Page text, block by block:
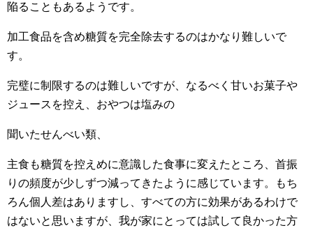
陥ることもあるようです。
加工食品を含め糖質を完全除去するのはかなり難しいで
す。
完璧に制限するのは難しいですが、なるべく甘いお菓子や
ジュースを控え、おやつは塩みの
聞いたせんべい類、
主食も糖質を控えめに意識した食事に変えたところ、首振
りの頻度が少しずつ減ってきたように感じています。もち
ろん個人差はありますし、すべての方に効果があるわけで
はないと思いますが、我が家にとっては試して良かった方